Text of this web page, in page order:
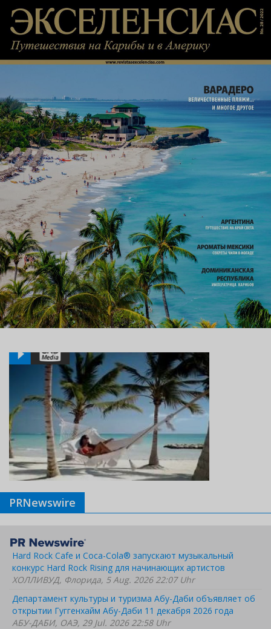
PRNewswire
Hard Rock Cafe и Coca-Cola® запускают музыкальный
конкурс Hard Rock Rising для начинающих артистов
ХОЛЛИВУД, Флорида, 5 Aug. 2026 22:07 Uhr
Департамент культуры и туризма Абу-Даби объявляет об
открытии Гуггенхайм Абу-Даби 11 декабря 2026 года
АБУ-ДАБИ, ОАЭ, 29 Jul. 2026 22:58 Uhr